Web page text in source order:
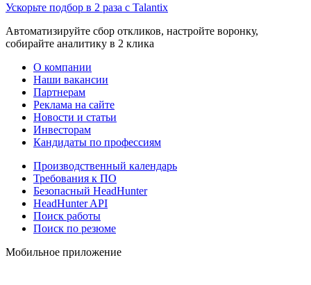
Ускорьте подбор в 2 раза с Talantix
Автоматизируйте сбор откликов, настройте воронку,
собирайте аналитику в 2 клика
О компании
Наши вакансии
Партнерам
Реклама на сайте
Новости и статьи
Инвесторам
Кандидаты по профессиям
Производственный календарь
Требования к ПО
Безопасный HeadHunter
HeadHunter API
Поиск работы
Поиск по резюме
Мобильное приложение